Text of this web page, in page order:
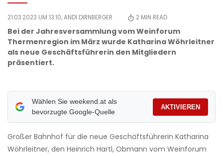
21.03.2023 UM 13:10,ANDI DIRNBERGER 2 MIN READ
Bei der Jahresversammlung vom Weinforum
Thermenregion im März wurde Katharina Wöhrleitner
als neue Geschäftsführerin den Mitgliedern
präsentiert.
Wählen Sie weekend.at als
bevorzugte Google-Quelle
AKTIVIEREN
Großer Bahnhof für die neue Geschäftsführerin Katharina
Wöhrleitner, den Heinrich Hartl, Obmann vom Weinforum